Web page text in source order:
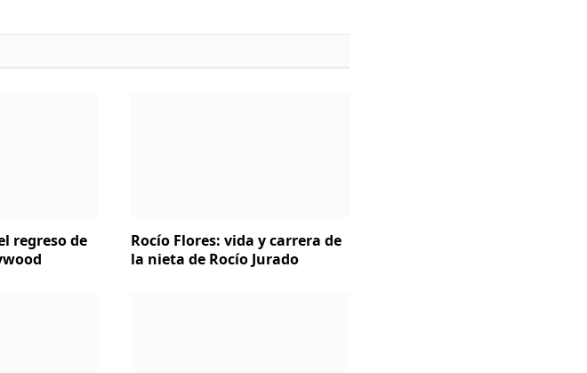
regreso de
Rocío Flores: vida y carrera de
la nieta de Rocío Jurado